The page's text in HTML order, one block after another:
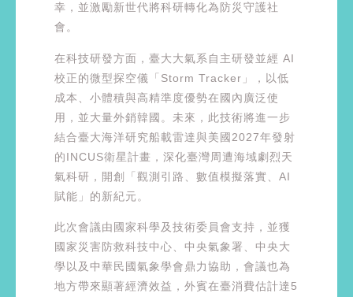
幸，並激勵新世代將科研轉化為防災守護社
會。
在科技研發方面，臺大大氣系自主研發並經 AI
校正的微型探空儀「Storm Tracker」，以低
成本、小體積與高精準度優勢在國內廣泛使
用，並大量外銷韓國。未來，此技術將進一步
結合臺大海洋研究船載雷達與美國2027年發射
的INCUS衛星計畫，深化臺灣周遭海域劇烈天
氣科研，開創「觀測引路、數值模擬落實、AI
賦能」的新紀元。
此次會議由國家科學及技術委員會支持，並獲
國家災害防救科技中心、中央氣象署、中央大
學以及中華民國氣象學會鼎力協助，會議也為
地方帶來顯著經濟效益，外賓在臺消費估計達5